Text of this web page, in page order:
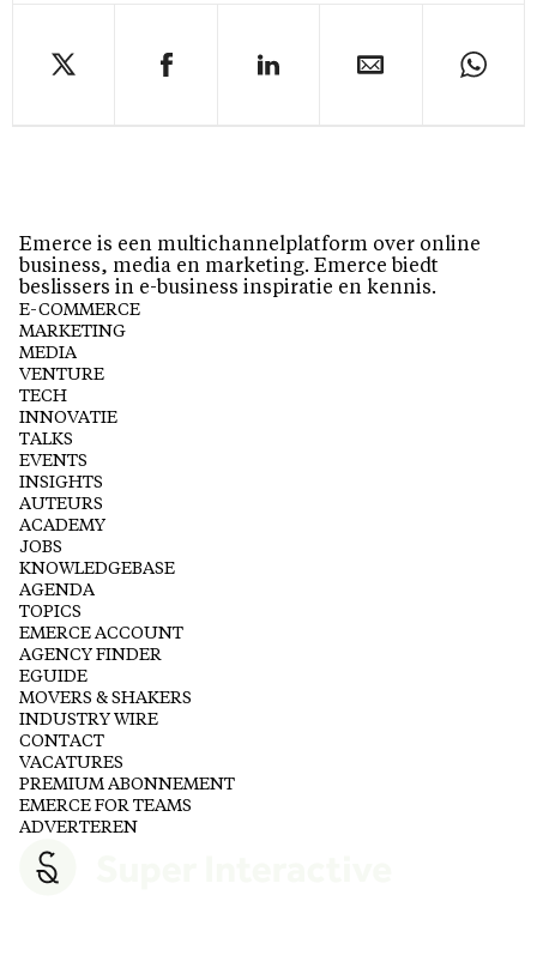
Emerce is een multichannelplatform over online
business, media en marketing. Emerce biedt
beslissers in e-business inspiratie en kennis.
E-COMMERCE
MARKETING
MEDIA
VENTURE
TECH
INNOVATIE
TALKS
EVENTS
INSIGHTS
AUTEURS
ACADEMY
JOBS
KNOWLEDGEBASE
AGENDA
TOPICS
EMERCE ACCOUNT
AGENCY FINDER
EGUIDE
MOVERS & SHAKERS
INDUSTRY WIRE
CONTACT
VACATURES
PREMIUM ABONNEMENT
EMERCE FOR TEAMS
ADVERTEREN